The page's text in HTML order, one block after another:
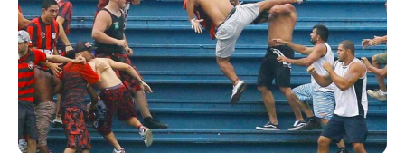
violencia-800x600.jpg